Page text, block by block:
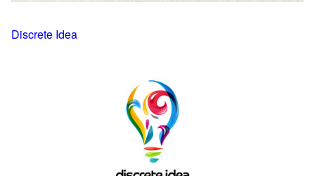
Discrete Idea